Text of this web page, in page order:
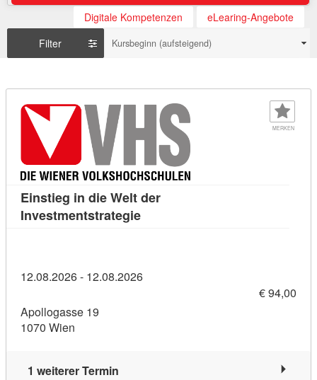
Digitale Kompetenzen
eLearing-Angebote
Filter
Kursbeginn (aufsteigend)
MERKEN
Einstieg in die Welt der
InvestmentstrategieKursdetail: Einstieg in die Welt
12.08.2026 - 12.08.2026
€ 94,00
Apollogasse 19
1070 Wien
1 weiterer Termin